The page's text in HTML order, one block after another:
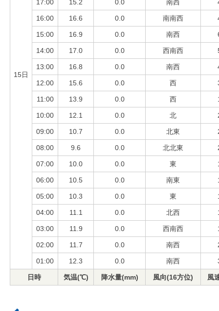
15日
17:00 15.2 0.0 南西
16:00 16.6 0.0 南南西
15:00 16.9 0.0 南西
14:00 17.0 0.0 西南西
13:00 16.8 0.0 南西
12:00 15.6 0.0 西
11:00 13.9 0.0 西
10:00 12.1 0.0 北
09:00 10.7 0.0 北東
08:00 9.6 0.0 北北東
07:00 10.0 0.0 東
06:00 10.5 0.0 南東
05:00 10.3 0.0 東
04:00 11.1 0.0 北西
03:00 11.9 0.0 西南西
02:00 11.7 0.0 南西
01:00 12.3 0.0 南西
日時 気温(℃) 降水量(mm) 風向(16方位) 風